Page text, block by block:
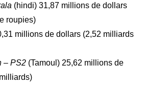
(hindi) 31,87 millions de dollars
roupies)
millions de dollars (2,52 milliards
– PS2 (Tamoul) 25,62 millions de